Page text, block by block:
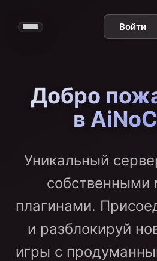
Войти
Добро
в
Уникальный
собственными
плагинами.
и разблокируй
игры с